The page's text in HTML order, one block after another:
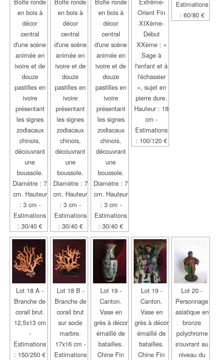
Boite ronde
en bois à
décor
central
d'une scène
animée en
ivoire et de
douze
pastilles en
ivoire
présentant
les signes
zodiacaux
chinois,
découvrant
une
boussole.
Diamètre : 7
cm. Hauteur
: 3 cm -
Estimations
: 30/40 €
Boite ronde
en bois à
décor
central
d'une scène
animée en
ivoire et de
douze
pastilles en
ivoire
présentant
les signes
zodiacaux
chinois,
découvrant
une
boussole.
Diamètre : 7
cm. Hauteur
: 3 cm -
Estimations
: 30/40 €
Boite ronde
en bois à
décor
central
d'une scène
animée en
ivoire et de
douze
pastilles en
ivoire
présentant
les signes
zodiacaux
chinois,
découvrant
une
boussole.
Diamètre : 7
cm. Hauteur
: 3 cm -
Estimations
: 30/40 €
Extrême-
Orient Fin
XIXème-
Début
XXème : «
Sage à
l'enfant et à
l'échassier
», sujet en
pierre dure.
Hauteur : 18
cm -
Estimations
: 100/120 €
Estimations
: 60/80 €
Lot 18 A -
Branche de
corail brut.
12,5x13 cm
-
Estimations
: 150/250 €
Lot 18 B -
Branche de
corail brut
sur socle
marbre.
17x16 cm -
Estimations
Lot 19 -
Canton.
Vase en
grès à décor
émaillé de
batailles.
Chine Fin
Lot 19 -
Canton.
Vase en
grès à décor
émaillé de
batailles.
Chine Fin
Lot 20 -
Personnage
asiatique en
bronze
polychrome
s'ouvrant au
niveau du